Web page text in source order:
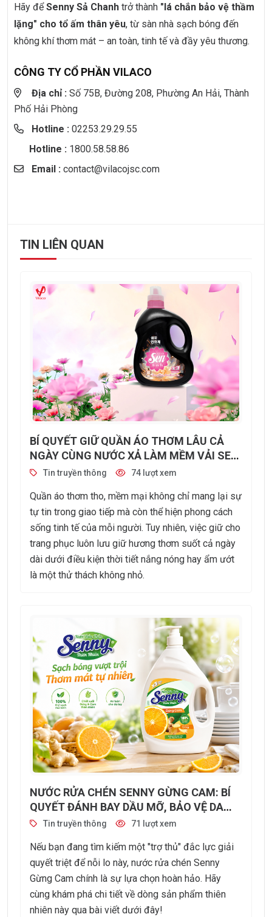
Hãy đểSenny Sả Chanh trở thành "lá chắn bảo vệ thầm
lặng" cho tổ ấm thân yêu, từ sàn nhà sạch bóng đến
không khí thơm mát – an toàn, tinh tế và đầy yêu thương.
CÔNG TY CỔ PHẦN VILACO
Địa chỉ : Số 75B, Đường 208, Phường An Hải, Thành
Phố Hải Phòng
Hotline : 02253.29.29.55
Hotline : 1800.58.58.86
Email : contact@vilacojsc.com
TIN LIÊN QUAN
BÍ QUYẾT GIỮ QUẦN ÁO THƠM LÂU CẢ
NGÀY CÙNG NƯỚC XẢ LÀM MỀM VẢI SEN
HUYỀN BÍ HƯƠNG NƯỚC HOA
Tin truyền thông 74 lượt xem
Quần áo thơm tho, mềm mại không chỉ mang lại sự
tự tin trong giao tiếp mà còn thể hiện phong cách
sống tinh tế của mỗi người. Tuy nhiên, việc giữ cho
trang phục luôn lưu giữ hương thơm suốt cả ngày
dài dưới điều kiện thời tiết nắng nóng hay ẩm ướt
là một thử thách không nhỏ.
NƯỚC RỬA CHÉN SENNY GỪNG CAM: BÍ
QUYẾT ĐÁNH BAY DẦU MỠ, BẢO VỆ DA
TAY TỪ THIÊN NHIÊN
Tin truyền thông 71 lượt xem
Nếu bạn đang tìm kiếm một "trợ thủ" đắc lực giải
quyết triệt để nỗi lo này, nước rửa chén Senny
Gừng Cam chính là sự lựa chọn hoàn hảo. Hãy
cùng khám phá chi tiết về dòng sản phẩm thiên
nhiên này qua bài viết dưới đây!